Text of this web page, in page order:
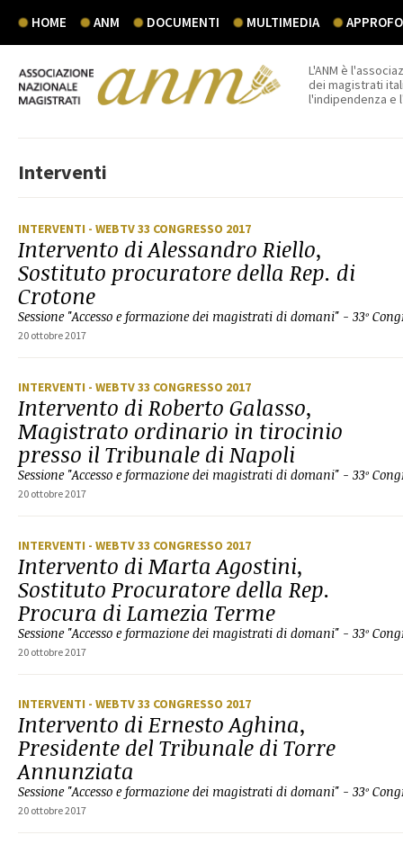
HOME ANM DOCUMENTI MULTIMEDIA
L'ANM è
dei magistrati
l'indipendenza e
Interventi
INTERVENTI - WEBTV 33 CONGRESSO 2017
Intervento di Alessandro Riello,
Sostituto procuratore della Rep. di
Crotone
Sessione "Accesso e formazione dei magistrati di domani" - 33º
20 ottobre 2017
INTERVENTI - WEBTV 33 CONGRESSO 2017
Intervento di Roberto Galasso,
Magistrato ordinario in tirocinio
presso il Tribunale di Napoli
Sessione "Accesso e formazione dei magistrati di domani" - 33º
20 ottobre 2017
INTERVENTI - WEBTV 33 CONGRESSO 2017
Intervento di Marta Agostini,
Sostituto Procuratore della Rep.
Procura di Lamezia Terme
Sessione "Accesso e formazione dei magistrati di domani" - 33º
20 ottobre 2017
INTERVENTI - WEBTV 33 CONGRESSO 2017
Intervento di Ernesto Aghina,
Presidente del Tribunale di Torre
Annunziata
Sessione "Accesso e formazione dei magistrati di domani" - 33º
20 ottobre 2017